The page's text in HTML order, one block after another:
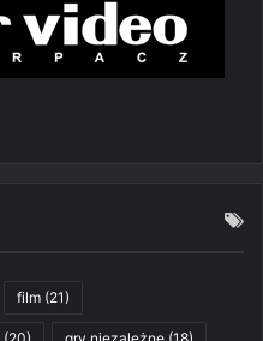
film (21)